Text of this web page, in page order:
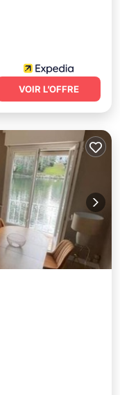
VOIR L’OFFRE